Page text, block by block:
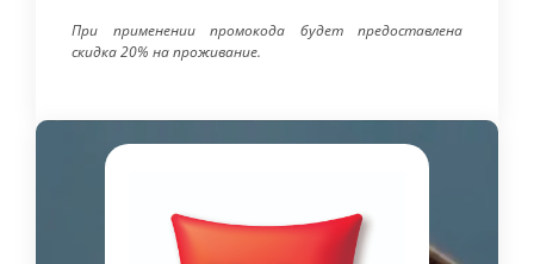
При применении промокода будет предоставлена
скидка 20% на проживание.